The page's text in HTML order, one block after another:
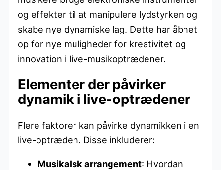
og effekter til at manipulere lydstyrken og
skabe nye dynamiske lag. Dette har åbnet
op for nye muligheder for kreativitet og
innovation i live-musikoptrædener.
Elementer der påvirker
dynamik i live-optrædener
Flere faktorer kan påvirke dynamikken i en
live-optræden. Disse inkluderer:
Musikalsk arrangement: Hvordan